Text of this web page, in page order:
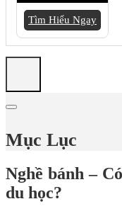
Tìm Hiểu Ngay
Mục Lục
Nghề bánh –
du học?